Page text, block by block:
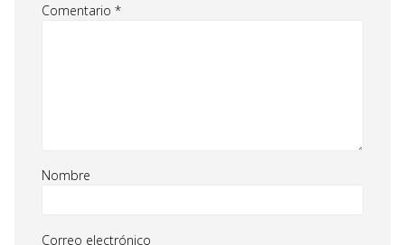
Comentario *
Nombre
Correo electrónico